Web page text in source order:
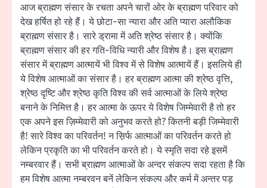
आज ब्राह्मण संसार के रचता अपने चारों ओर के ब्राह्मण परिवार को
देख हर्षित हो रहे हैं। ये छोटा-सा न्यारा और अति प्यारा अलौकिक
ब्राह्मण संसार है। सारे ड्रामा में अति श्रेष्ठ संसार है। क्योंकि
ब्राह्मण संसार की हर गति-विधि न्यारी और विशेष है। इस ब्राह्मण
संसार में ब्राह्मण आत्मायें भी विश्व में से विशेष आत्मायें हैं। इसलिये ही
ये विशेष आत्माओं का संसार है। हर ब्राह्मण आत्मा की श्रेष्ठ वृत्ति,
श्रेष्ठ दृष्टि और श्रेष्ठ कृति विश्व की सर्व आत्माओं के लिये श्रेष्ठ
बनाने के निमित्त है। हर आत्मा के ऊपर ये विशेष जिम्मेवारी है तो हर
एक अपने इस ज़िम्मेवारी को अनुभव करते हो? कितनी बड़ी जिम्मेवारी
है! सारे विश्व का परिवर्तन! न स़िर्फ आत्माओं का परिवर्तन करते हो
लेकिन प्रकृति का भी परिवर्तन करते हो। ये स्मृति सदा रहे इसमें
नम्बरवार हैं। सभी ब्राह्मण आत्माओं के अन्दर संकल्प सदा रहता है कि
हम विशेष आत्मा नम्बरवन बनें लेकिन संकल्प और कर्म में अन्तर पड़